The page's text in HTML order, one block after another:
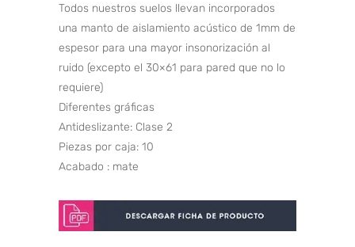
Todos nuestros suelos llevan incorporados
una manto de aislamiento acústico de 1mm de
espesor para una mayor insonorización al
ruido (excepto el 30×61 para pared que no lo
requiere)
Diferentes gráficas
Antideslizante: Clase 2
Piezas por caja: 10
Acabado : mate